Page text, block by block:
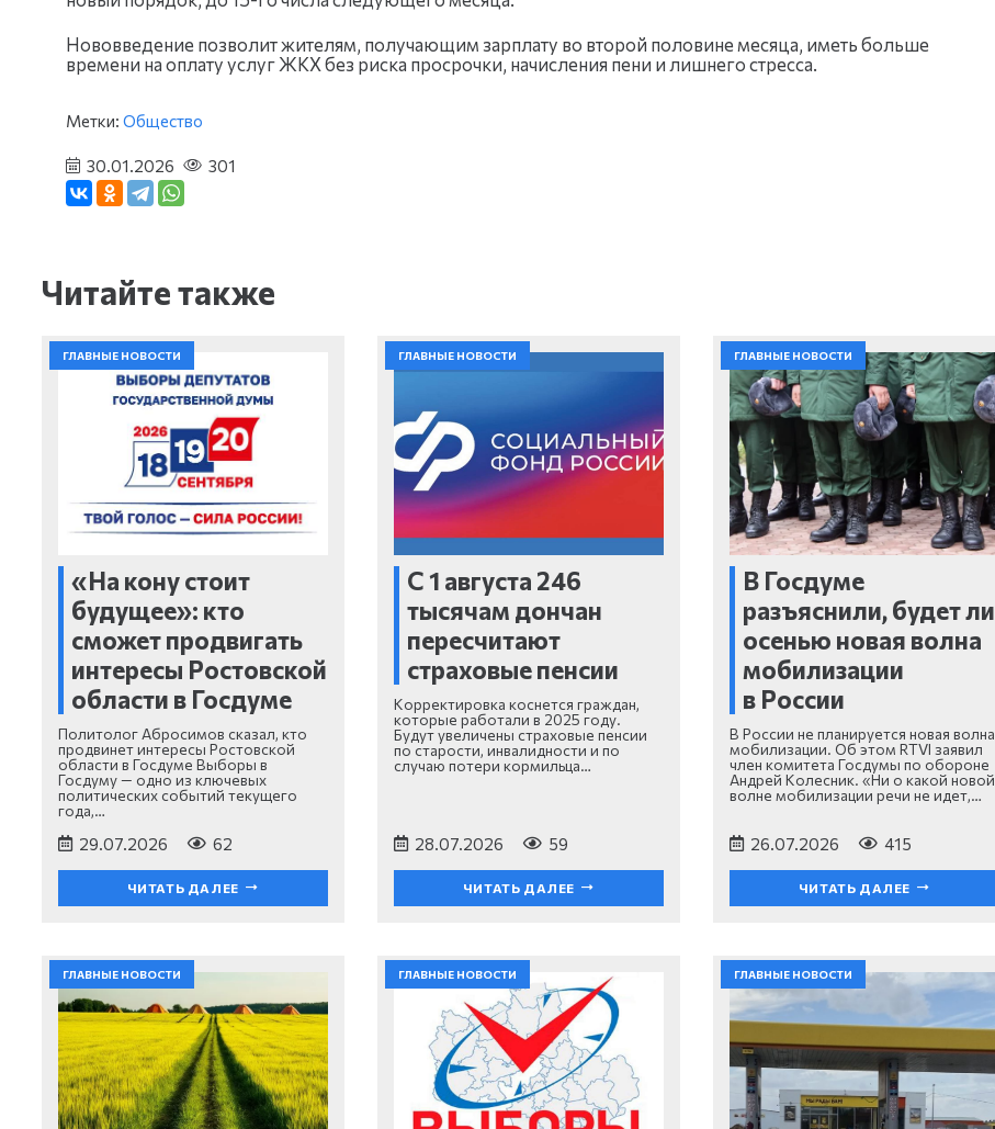
Нововведение позволит жителям, получающим зарплату во второй половине месяца, иметь больше
времени на оплату услуг ЖКХ без риска просрочки, начисления пени и лишнего стресса.
Метки: Общество
30.01.2026 301
Читайте также
ГЛАВНЫЕ НОВОСТИ
«На кону стоит
будущее»: кто
сможет продвигать
интересы Ростовской
области в Госдуме
Политолог Абросимов сказал, кто
продвинет интересы Ростовской
области в Госдуме Выборы в
Госдуму — одно из ключевых
политических событий текущего
года,…
29.07.2026 62
ЧИТАТЬ ДАЛЕЕ
ГЛАВНЫЕ НОВОСТИ
С 1 августа 246
тысячам дончан
пересчитают
страховые пенсии
Корректировка коснется граждан,
которые работали в 2025 году.
Будут увеличены страховые пенсии
по старости, инвалидности и по
случаю потери кормильца…
28.07.2026 59
ЧИТАТЬ ДАЛЕЕ
ГЛАВНЫЕ НОВОСТИ
В Госдуме
разъяснили, будет ли
осенью новая волна
мобилизации
в России
В России не планируется новая волна
мобилизации. Об этом RTVI заявил
член комитета Госдумы по обороне
Андрей Колесник. «Ни о какой новой
волне мобилизации речи не идет,…
26.07.2026 415
ЧИТАТЬ ДАЛЕЕ
ГЛАВНЫЕ НОВОСТИ ГЛАВНЫЕ НОВОСТИ ГЛАВНЫЕ НОВОСТИ